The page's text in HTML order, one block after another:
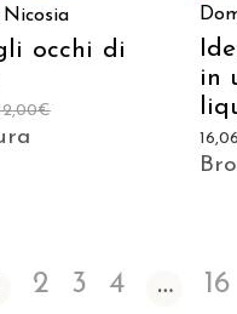
occhi di
€
in
16,06
2 3 4 … 16